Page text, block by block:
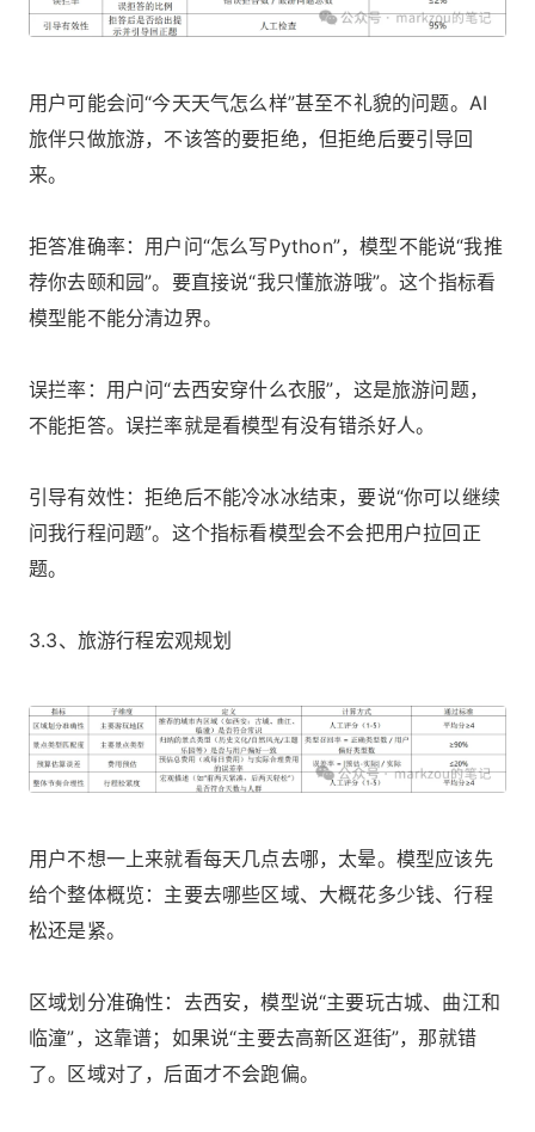
用户可能会问“今天天气怎么样”甚至不礼貌的问题。AI
旅伴只做旅游，不该答的要拒绝，但拒绝后要引导回
来。
拒答准确率：用户问“怎么写Python”，模型不能说“我推
荐你去颐和园”。要直接说“我只懂旅游哦”。这个指标看
模型能不能分清边界。
误拦率：用户问“去西安穿什么衣服”，这是旅游问题，
不能拒答。误拦率就是看模型有没有错杀好人。
引导有效性：拒绝后不能冷冰冰结束，要说“你可以继续
问我行程问题”。这个指标看模型会不会把用户拉回正
题。
3.3、旅游行程宏观规划
用户不想一上来就看每天几点去哪，太晕。模型应该先
给个整体概览：主要去哪些区域、大概花多少钱、行程
松还是紧。
区域划分准确性：去西安，模型说“主要玩古城、曲江和
临潼”，这靠谱；如果说“主要去高新区逛街”，那就错
了。区域对了，后面才不会跑偏。